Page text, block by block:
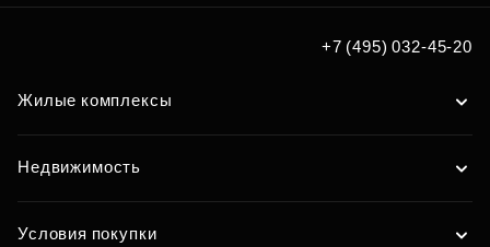
+7 (495) 032-45-20
Жилые комплексы
Недвижимость
Условия покупки